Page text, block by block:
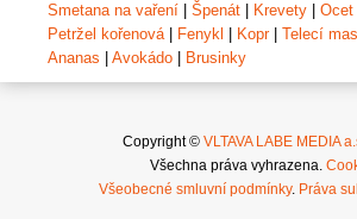
Smetana na vaření
Špenát Krevety Ocet
Petržel kořenová| Fenykl Kopr| Telecí
Ananas
Avokádo Brusinky
Copyright © VLTAVA LABE MEDIA
Všechna práva vyhrazena.
Všeobecné smluvní podmínky. Práva